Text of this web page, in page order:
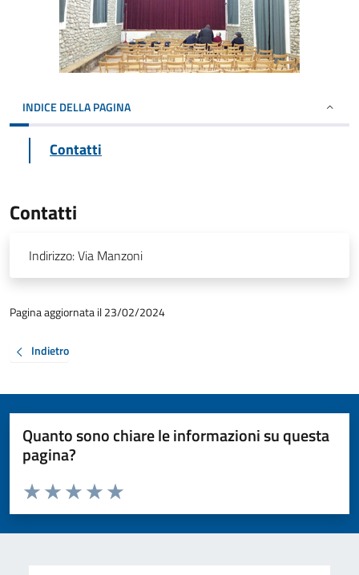
INDICE DELLA PAGINA
Contatti
Contatti
Indirizzo:Via Manzoni
Pagina aggiornata il 23/02/2024
Indietro
Quanto sono chiare le informazioni su questa
pagina?
Valuta da 1 a 5 stelle la pagina
Valuta 5 stelle su 5
Valuta 4 stelle su 5
Valuta 3 stelle su 5
Valuta 2 stelle su 5
Valuta 1 stelle su 5